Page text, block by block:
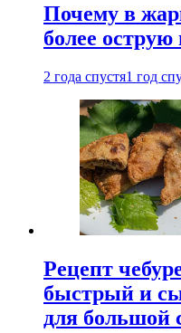
Почему в
более
2 года спустя1 год
Рецепт
быстрый и
для большой